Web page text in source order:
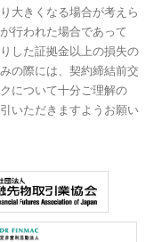
大きくなる場合が考えら
行われた場合であって
した証拠金以上の損失の
の際には、契約締結前交
について十分ご理解の
いただきますようお願い